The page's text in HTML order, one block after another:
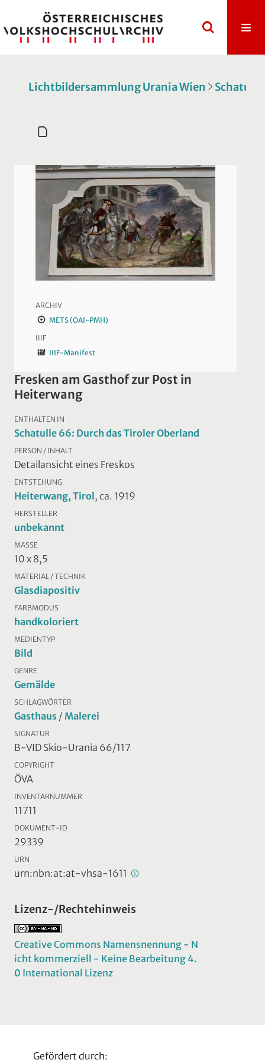
Lichtbildersammlung Urania Wien
ARCHIV
METS (OAI-PMH)
IIIF
IIIF-Manifest
Fresken am Gasthof zur Post in
Heiterwang
ENTHALTEN IN
Schatulle 66: Durch das Tiroler Oberland
PERSON / INHALT
Detailansicht eines Freskos
ENTSTEHUNG
Heiterwang, Tirol , ca. 1919
HERSTELLER
unbekannt
MASSE
10 x 8,5
MATERIAL / TECHNIK
Glasdiapositiv
FARBMODUS
handkoloriert
MEDIENTYP
Bild
GENRE
Gemälde
SCHLAGWÖRTER
Gasthaus / Malerei
SIGNATUR
B-VID Skio-Urania 66/117
COPYRIGHT
ÖVA
INVENTARNUMMER
11711
DOKUMENT-ID
29339
URN
urn:nbn:at:at-vhsa-1611
Lizenz-/Rechtehinweis
Creative Commons Namensnennung - N
icht kommerziell - Keine Bearbeitung 4.
0 International Lizenz
Gefördert durch: